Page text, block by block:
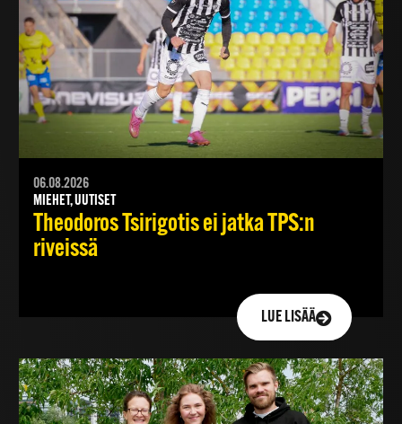
06.08.2026
MIEHET, UUTISET
Theodoros Tsirigotis ei jatka TPS:n
riveissä
LUE LISÄÄ